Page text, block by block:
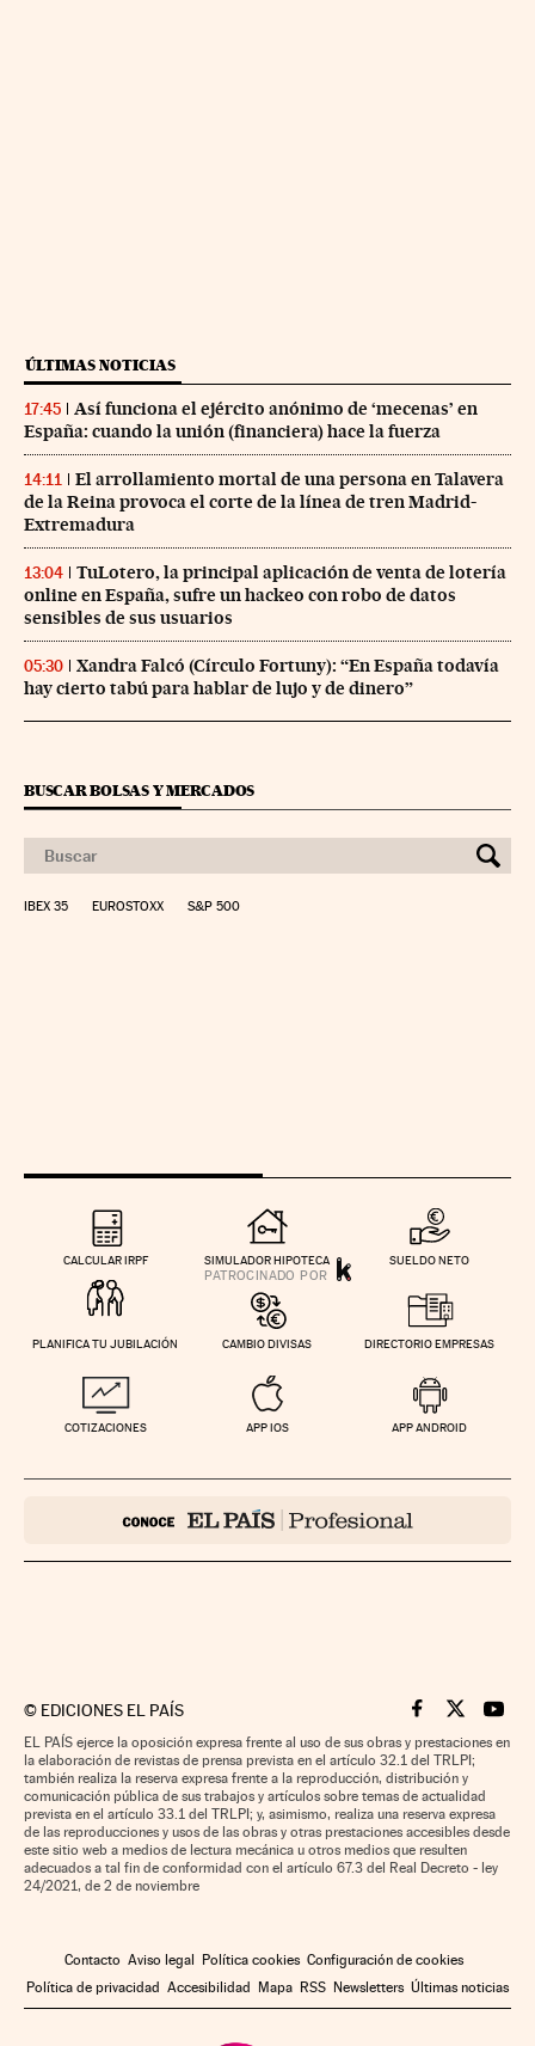
ÚLTIMAS NOTICIAS
17:45
Así funciona el ejército anónimo de ‘mecenas’ en
España: cuando la unión (financiera) hace la fuerza
14:11
El arrollamiento mortal de una persona en Talavera
de la Reina provoca el corte de la línea de tren Madrid-
Extremadura
13:04
TuLotero, la principal aplicación de venta de lotería
online en España, sufre un hackeo con robo de datos
sensibles de sus usuarios
05:30
Xandra Falcó (Círculo Fortuny): “En España todavía
hay cierto tabú para hablar de lujo y de dinero”
BUSCAR BOLSAS Y MERCADOS
IBEX 35 EUROSTOXX S&P 500
CALCULAR IRPF SIMULADOR HIPOTECA SUELDO NETO
PLANIFICA TU JUBILACIÓN CAMBIO DIVISAS DIRECTORIO EMPRESAS
COTIZACIONES APP IOS APP ANDROID
© EDICIONES EL PAÍS Cinco Días en
Cinco Días
Cinco
EL PAÍS ejerce la oposición expresa frente al uso de sus obras y prestaciones en
la elaboración de revistas de prensa prevista en el artículo 32.1 del TRLPI;
también realiza la reserva expresa frente a la reproducción, distribución y
comunicación pública de sus trabajos y artículos sobre temas de actualidad
prevista en el artículo 33.1 del TRLPI; y, asimismo, realiza una reserva expresa
de las reproducciones y usos de las obras y otras prestaciones accesibles desde
este sitio web a medios de lectura mecánica u otros medios que resulten
adecuados a tal fin de conformidad con el artículo 67.3 del Real Decreto - ley
24/2021, de 2 de noviembre
Contacto Aviso legal Política cookies Configuración de cookies
Política de privacidad Accesibilidad Mapa RSS Newsletters Últimas noticias